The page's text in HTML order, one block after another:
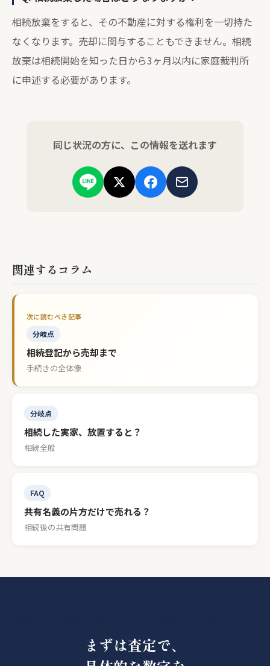
相続放棄をすると、その不動産に対する権利を一切持た
なくなります。売却に関与することもできません。相続
放棄は相続開始を知った日から3ヶ月以内に家庭裁判所
に申述する必要があります。
同じ状況の方に、この情報を送れます
関連するコラム
分岐点
相続登記から売却まで
手続きの全体像
分岐点
相続した実家、放置すると？
相続全般
FAQ
共有名義の片方だけで売れる？
相続後の共有問題
まずは査定で、